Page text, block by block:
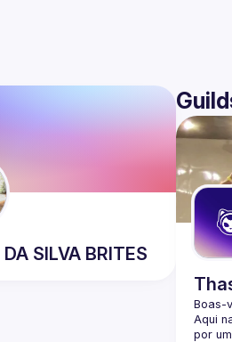
DA SILVA BRITES
Boas-
Aqui
por